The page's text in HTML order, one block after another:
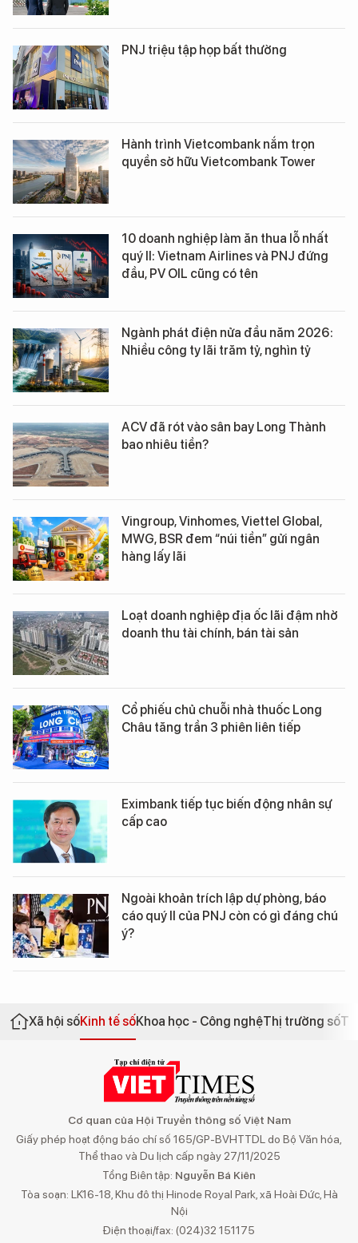
PNJ triệu tập họp bất thường
Hành trình Vietcombank nắm trọn
quyền sở hữu Vietcombank Tower
10 doanh nghiệp làm ăn thua lỗ nhất
quý II: Vietnam Airlines và PNJ đứng
đầu, PV OIL cũng có tên
Ngành phát điện nửa đầu năm 2026:
Nhiều công ty lãi trăm tỷ, nghìn tỷ
ACV đã rót vào sân bay Long Thành
bao nhiêu tiền?
Vingroup, Vinhomes, Viettel Global,
MWG, BSR đem “núi tiền” gửi ngân
hàng lấy lãi
Loạt doanh nghiệp địa ốc lãi đậm nhờ
doanh thu tài chính, bán tài sản
Cổ phiếu chủ chuỗi nhà thuốc Long
Châu tăng trần 3 phiên liên tiếp
Eximbank tiếp tục biến động nhân sự
cấp cao
Ngoài khoản trích lập dự phòng, báo
cáo quý II của PNJ còn có gì đáng chú
ý?
Xã hội sốKinh tế sốKhoa học - Công nghệThị trường số
Cơ quan của Hội Truyền thông số Việt Nam
Giấy phép hoạt động báo chí số 165/GP-BVHTTDL do Bộ Văn hóa,
Thể thao và Du lịch cấp ngày 27/11/2025
Tổng Biên tập: Nguyễn Bá Kiên
Tòa soạn: LK16-18, Khu đô thị Hinode Royal Park, xã Hoài Đức, Hà
Nội
Điện thoại/fax: (024)32 151175